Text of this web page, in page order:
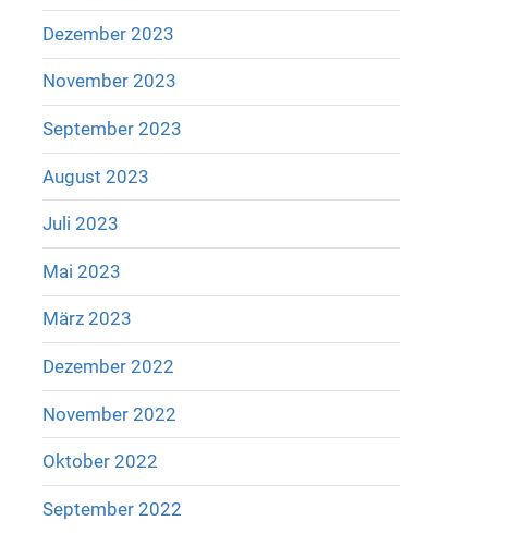
Dezember 2023
November 2023
September 2023
August 2023
Juli 2023
Mai 2023
März 2023
Dezember 2022
November 2022
Oktober 2022
September 2022